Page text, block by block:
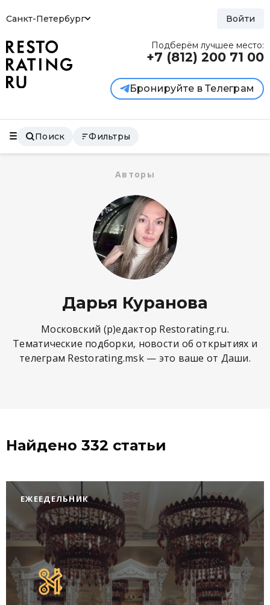
Санкт-Петербург Войти
Подберём лучшее место:
+7 (812) 200 71 00
Бронируйте в Телеграм
Поиск Фильтры
Авторы
Дарья Куранова
Московский (р)едактор Restorating.ru.
Тематические подборки, новости об открытиях и
телеграм Restorating.msk — это ваше от Даши.
Найдено 332 статьи
ЕЖЕЕДЕЛЬНИК